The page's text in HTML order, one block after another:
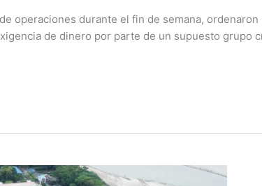
operaciones durante el fin de semana,
de dinero por parte de un supuesto grupo